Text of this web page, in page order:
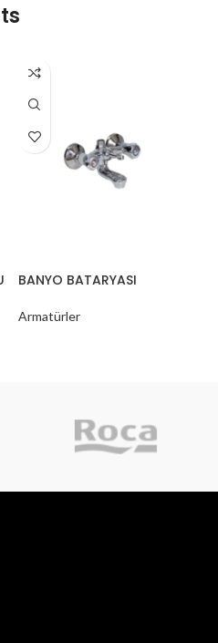
BANYO BATARYASI
Armatürler